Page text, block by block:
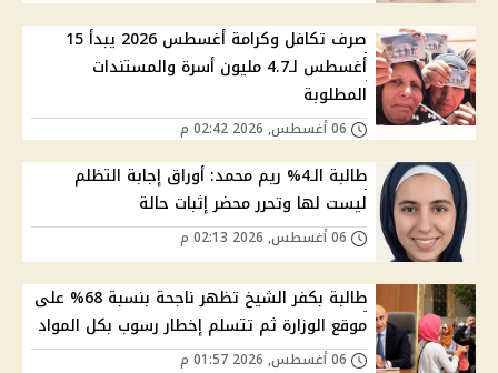
صرف تكافل وكرامة أغسطس 2026 يبدأ 15
أغسطس لـ4.7 مليون أسرة والمستندات
المطلوبة
طالبة الـ4% ريم محمد: أوراق إجابة التظلم
ليست لها وتحرر محضر إثبات حالة
طالبة بكفر الشيخ تظهر ناجحة بنسبة 68% على
موقع الوزارة ثم تتسلم إخطار رسوب بكل المواد